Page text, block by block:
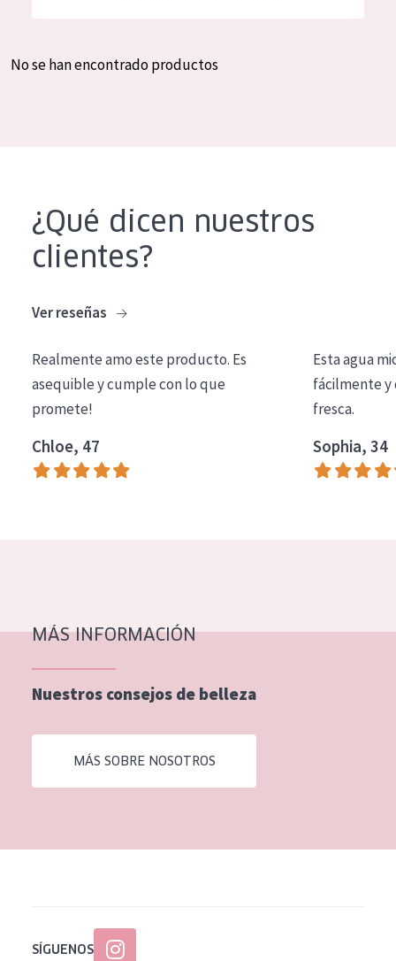
Crema de día
Crema de noche
Limpieza
COLECCIÓN
Essentials
Lift+
Piel normal y seca
Piel mixata o grasa
Piel madura
Piel expuesta al sol
Piel menopáusica
Todas las edades
Spanish
No se han encontrado productos
¿Qué dicen nuestros
clientes?
Ver reseñas
Realmente amo este producto. Es
asequible y cumple con lo que
promete!
Chloe, 47
Esta agua
fácilmente y
fresca.
Sophia, 34
MÁS INFORMACIÓN
Nuestros consejos de belleza
MÁS SOBRE NOSOTROS
SÍGUENOS